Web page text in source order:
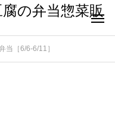
の弁当惣菜販
当［6/6-6/11］